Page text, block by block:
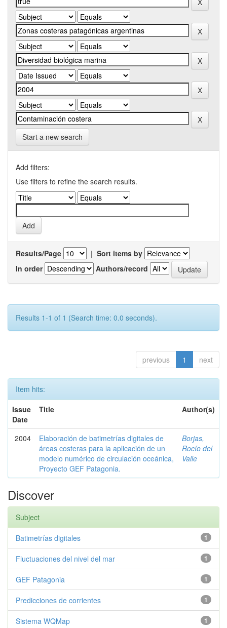
Start a new search
Add filters:
Use filters to refine the search results.
Results/Page | Sort items by
In order
Authors/record
Results 1-1 of 1 (Search time: 0.0 seconds).
previous 1 next
Item hits:
Issue
Date
Title Author(s)
2004
Elaboración de batimetrías digitales de
áreas costeras para la aplicación de un
modelo numérico de circulación oceánica,
Proyecto GEF Patagonia.
Borjas,
Rocío del
Valle
Discover
Subject
1
Batimetrías digitales
1
Fluctuaciones del nivel del mar
1
GEF Patagonia
1
Predicciones de corrientes
1
Sistema WQMap